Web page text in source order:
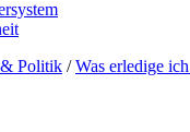
Politik /Was erledige